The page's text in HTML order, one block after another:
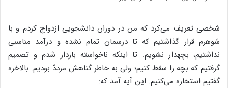
شخصی تعریف می‌کرد که من در دوران دانشجویی ازدواج کردم و با
شوهرم قرار گذاشتیم که تا درسمان تمام نشده و درآمد مناسبی
نداشتیم، بچه‏دار نشویم. تا اینکه ناخواسته باردار شدم و تصمیم
گرفتیم که بچه را سقط کنیم؛ ولی به خاطر گناهش مرددّ بودیم. بالاخره
گفتیم استخاره می‌کنیم. این آیه آمد که: